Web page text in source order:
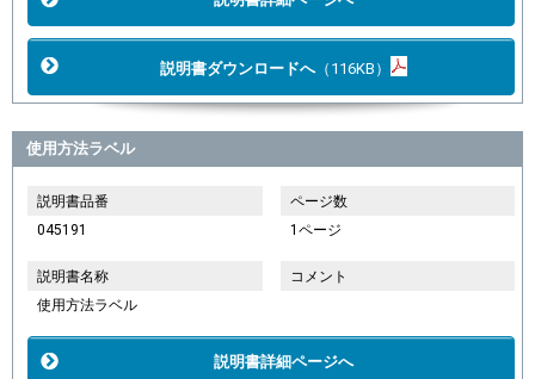
説明書ダウンロードへ（116KB）
使用方法ラベル
説明書品番
045191
ページ数
1ページ
説明書名称
使用方法ラベル
コメント
説明書詳細ページへ